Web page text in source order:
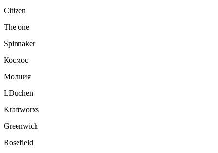
Citizen
The one
Spinnaker
Космос
Молния
LDuchen
Kraftworxs
Greenwich
Rosefield